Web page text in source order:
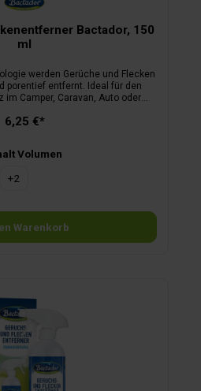
Bactador, 150
ml
werden Gerüche und Flecken
porentief entfernt. Ideal für den
im Camper, Caravan, Auto oder
durch natürliche Bactador
mit „Sehr
6,25 €*
Volumen
+2
Warenkorb